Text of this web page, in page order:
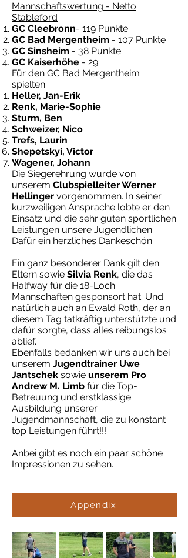
Mannschaftswertung - Netto
Stableford
GC Cleebronn- 119 Punkte
GC Bad Mergentheim - 107 Punkte
GC Sinsheim - 38 Punkte
GC Kaiserhöhe - 29
Für den GC Bad Mergentheim
spielten:
Heller, Jan-Erik
Renk, Marie-Sophie
Sturm, Ben
Schweizer, Nico
Trefs, Laurin
Shepetskyi, Victor
Wagener, Johann
Die Siegerehrung wurde von
unserem Clubspielleiter Werner
Hellinger vorgenommen. In seiner
kurzweiligen Ansprache lobte er den
Einsatz und die sehr guten sportlichen
Leistungen unsere Jugendlichen.
Dafür ein herzliches Dankeschön.
Ein ganz besonderer Dank gilt den
Eltern sowie Silvia Renk, die das
Halfway für die 18-Loch
Mannschaften gesponsort hat. Und
natürlich auch an Ewald Roth, der an
diesem Tag tatkräftig unterstützte und
dafür sorgte, dass alles reibungslos
ablief.
Ebenfalls bedanken wir uns auch bei
unserem Jugendtrainer Uwe
Jantschek sowie unserem Pro
Andrew M. Limb für die Top-
Betreuung und erstklassige
Ausbildung unserer
Jugendmannschaft, die zu konstant
top Leistungen führt!!!
Anbei gibt es noch ein paar schöne
Impressionen zu sehen.
Appendix